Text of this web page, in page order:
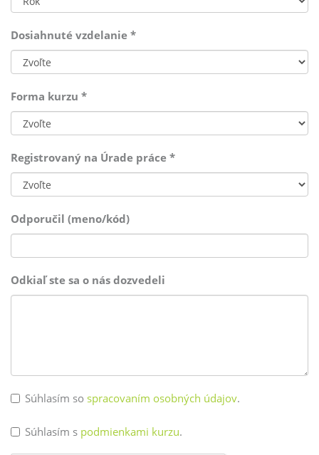
Dosiahnuté vzdelanie *
Forma kurzu *
Registrovaný na Úrade práce *
Odporučil (meno/kód)
Odkiaľ ste sa o nás dozvedeli
Súhlasím so spracovaním osobných údajov.
Súhlasím s podmienkami kurzu.